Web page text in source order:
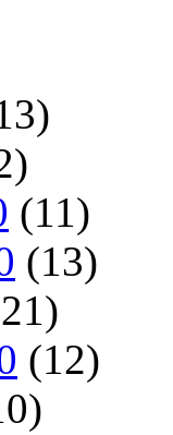
(11)
(13)
(12)